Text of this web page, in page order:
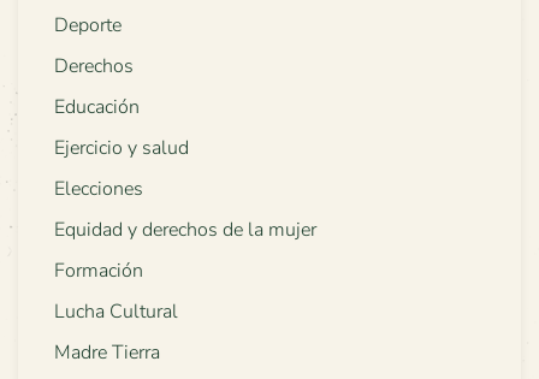
Deporte
Derechos
Educación
Ejercicio y salud
Elecciones
Equidad y derechos de la mujer
Formación
Lucha Cultural
Madre Tierra